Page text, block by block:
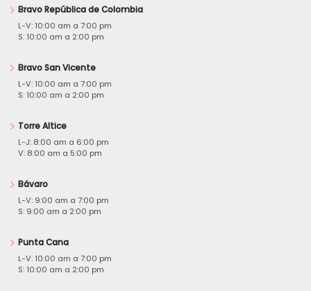
Bravo República de Colombia
L-V: 10:00 am a 7:00 pm
S: 10:00 am a 2:00 pm
Bravo San Vicente
L-V: 10:00 am a 7:00 pm
S: 10:00 am a 2:00 pm
Torre Altice
L-J: 8:00 am a 6:00 pm
V: 8:00 am a 5:00 pm
Bávaro
L-V: 9:00 am a 7:00 pm
S: 9:00 am a 2:00 pm
Punta Cana
L-V: 10:00 am a 7:00 pm
S: 10:00 am a 2:00 pm